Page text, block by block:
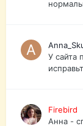
У сайта
Firebird
Анна -